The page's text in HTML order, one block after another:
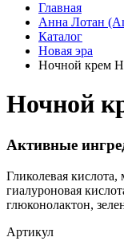
Главная
Анна Лотан
Каталог
Новая эра
Ночной крем
Ночной
Активные
Гликолевая кислота,
гиалуроновая
глюконолактон,
Артикул